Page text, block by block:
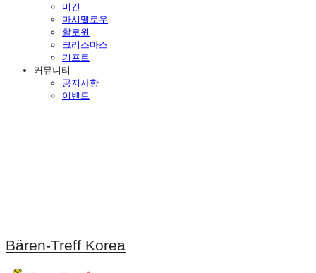
비건
마시멜로우
할로윈
크리스마스
기프트
커뮤니티
공지사항
이벤트
Bären-Treff Korea